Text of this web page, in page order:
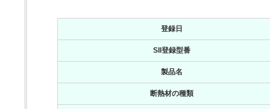
登録日
SII登録型番
製品名
断熱材の種類